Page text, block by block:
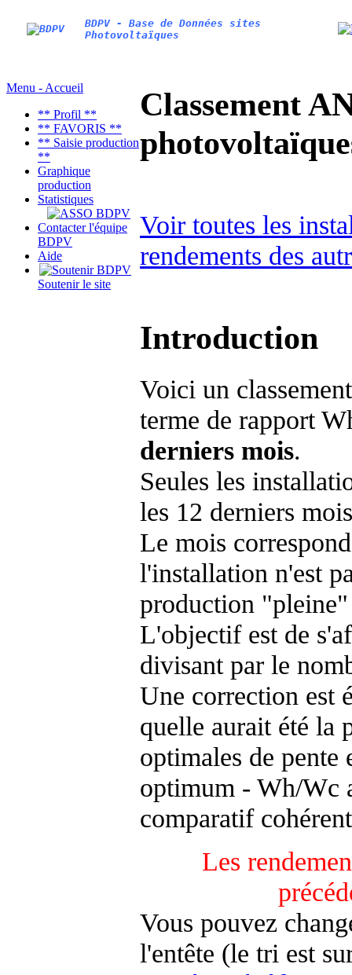
BDPV - Base de Données sites
Photovoltaïques
Menu - Accueil
** Profil **
** FAVORIS **
** Saisie production
**
Graphique
production
Statistiques
Contacter l'équipe
BDPV
Aide
Soutenir le site
Classement
Voir toutes les
rendements des
Introduction
Voici un
terme de rapport
derniers mois.
Seules les
les 12 derniers
Le mois
l'installation n'est
production "pleine"
L'objectif est de
divisant par le
Une correction est
quelle aurait été la
optimales de
optimum - Wh/Wc
comparatif
Les
Vous pouvez
l'entête (le tri est